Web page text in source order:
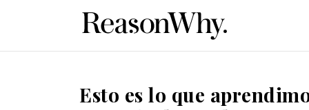
Esto es lo que